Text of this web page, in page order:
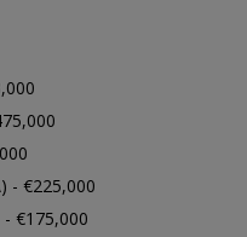
- €225,000
€175,000